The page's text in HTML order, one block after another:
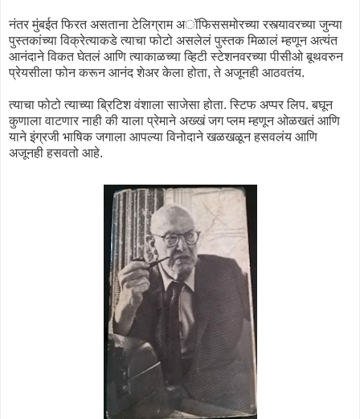
नंतर मुंबईत फिरत असताना टेलिग्राम अॉफिससमोरच्या रस्त्यावरच्या जुन्या
पुस्तकांच्या विक्रेत्याकडे त्याचा फोटो असलेलं पुस्तक मिळालं म्हणून अत्यंत
आनंदाने विकत घेतलं आणि त्याकाळच्या व्हिटी स्टेशनवरच्या पीसीओ बूथवरुन
प्रेयसीला फोन करून आनंद शेअर केला होता, ते अजूनही आठवतंय.
त्याचा फोटो त्याच्या ब्रिटिश वंशाला साजेसा होता. स्टिफ अप्पर लिप. बघून
कुणाला वाटणार नाही की याला प्रेमाने अख्खं जग प्लम म्हणून ओळखतं आणि
याने इंग्रजी भाषिक जगाला आपल्या विनोदाने खळखळून हसवलंय आणि
अजूनही हसवतो आहे.